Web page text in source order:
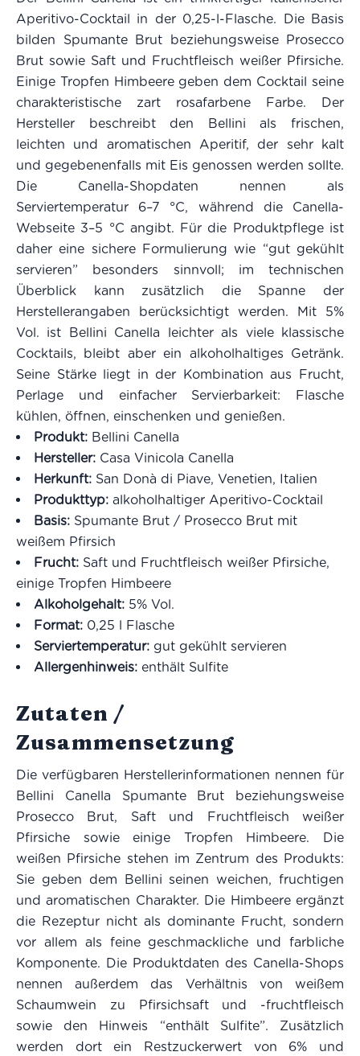
Aperitivo-Cocktail in der 0,25-l-Flasche. Die Basis
bilden Spumante Brut beziehungsweise Prosecco
Brut sowie Saft und Fruchtfleisch weißer Pfirsiche.
Einige Tropfen Himbeere geben dem Cocktail seine
charakteristische zart rosafarbene Farbe. Der
Hersteller beschreibt den Bellini als frischen,
leichten und aromatischen Aperitif, der sehr kalt
und gegebenenfalls mit Eis genossen werden sollte.
Die Canella-Shopdaten nennen als
Serviertemperatur 6–7 °C, während die Canella-
Webseite 3–5 °C angibt. Für die Produktpflege ist
daher eine sichere Formulierung wie “gut gekühlt
servieren” besonders sinnvoll; im technischen
Überblick kann zusätzlich die Spanne der
Herstellerangaben berücksichtigt werden. Mit 5%
Vol. ist Bellini Canella leichter als viele klassische
Cocktails, bleibt aber ein alkoholhaltiges Getränk.
Seine Stärke liegt in der Kombination aus Frucht,
Perlage und einfacher Servierbarkeit: Flasche
kühlen, öffnen, einschenken und genießen.
Produkt: Bellini Canella
Hersteller: Casa Vinicola Canella
Herkunft: San Donà di Piave, Venetien, Italien
Produkttyp: alkoholhaltiger Aperitivo-Cocktail
Basis: Spumante Brut / Prosecco Brut mit
weißem Pfirsich
Frucht: Saft und Fruchtfleisch weißer Pfirsiche,
einige Tropfen Himbeere
Alkoholgehalt: 5% Vol.
Format: 0,25 l Flasche
Serviertemperatur: gut gekühlt servieren
Allergenhinweis: enthält Sulfite
Zutaten /
Zusammensetzung
Die verfügbaren Herstellerinformationen nennen für
Bellini Canella Spumante Brut beziehungsweise
Prosecco Brut, Saft und Fruchtfleisch weißer
Pfirsiche sowie einige Tropfen Himbeere. Die
weißen Pfirsiche stehen im Zentrum des Produkts:
Sie geben dem Bellini seinen weichen, fruchtigen
und aromatischen Charakter. Die Himbeere ergänzt
die Rezeptur nicht als dominante Frucht, sondern
vor allem als feine geschmackliche und farbliche
Komponente. Die Produktdaten des Canella-Shops
nennen außerdem das Verhältnis von weißem
Schaumwein zu Pfirsichsaft und -fruchtfleisch
sowie den Hinweis “enthält Sulfite”. Zusätzlich
werden dort ein Restzuckerwert von 6% und